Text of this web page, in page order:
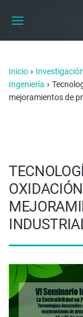
Inicio › Investigación
Ingeniería ›
mejoramientos de